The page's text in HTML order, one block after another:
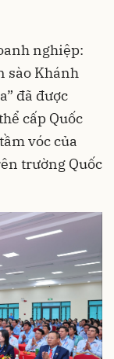
nghiệp:
sào Khánh
đã được
cấp Quốc
vóc của
trường Quốc